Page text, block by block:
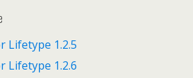
Lifetype 1.2.5
Lifetype 1.2.6